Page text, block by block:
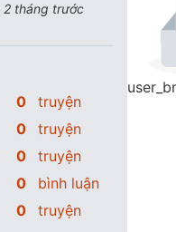
2 tháng trước
0
truyện
0
truyện
0
truyện
0
bình luận
0 truyện